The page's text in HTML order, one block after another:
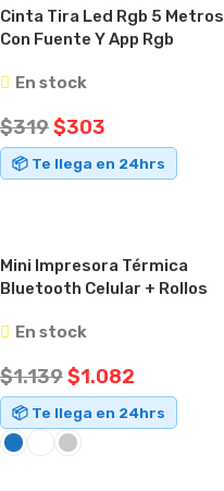
Cinta Tira Led Rgb 5 Metros
Con Fuente Y App Rgb
En stock
$319$303
📦 Te llega en 24hrs
Mini Impresora Térmica
Bluetooth Celular + Rollos
En stock
$1.139$1.082
📦 Te llega en 24hrs